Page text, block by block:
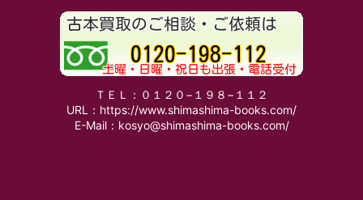
ＴＥＬ：０１２０−１９８−１１２
URL：https://www.shimashima-books.com/
E-Mail：kosyo@shimashima-books.com/